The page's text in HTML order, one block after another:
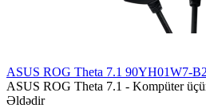
ASUS ROG Theta 7.1 90YH01W7-
ASUS ROG Theta 7.1 - Kompüter
Əldədir